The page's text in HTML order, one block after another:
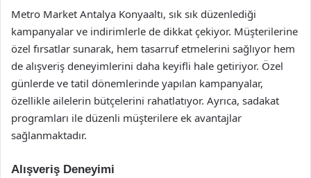
Metro Market Antalya Konyaaltı, sık sık düzenlediği
kampanyalar ve indirimlerle de dikkat çekiyor. Müşterilerine
özel fırsatlar sunarak, hem tasarruf etmelerini sağlıyor hem
de alışveriş deneyimlerini daha keyifli hale getiriyor. Özel
günlerde ve tatil dönemlerinde yapılan kampanyalar,
özellikle ailelerin bütçelerini rahatlatıyor. Ayrıca, sadakat
programları ile düzenli müşterilere ek avantajlar
sağlanmaktadır.
Alışveriş Deneyimi